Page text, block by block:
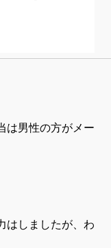
は男性の方がメー
はしましたが、わ